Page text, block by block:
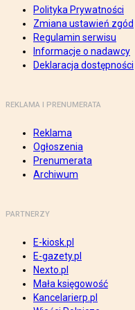
Polityka Prywatności
Zmiana ustawień zgód
Regulamin serwisu
Informacje o nadawcy
Deklaracja dostępności
REKLAMA I PRENUMERATA
Reklama
Ogłoszenia
Prenumerata
Archiwum
PARTNERZY
E-kiosk.pl
E-gazety.pl
Nexto.pl
Mała księgowość
Kancelarierp.pl